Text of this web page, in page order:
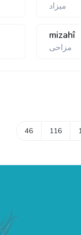
ميزاد
mizahî
مزاحی
46 116